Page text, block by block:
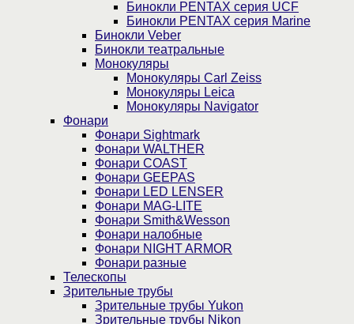
Бинокли PENTAX серия UCF
Бинокли PENTAX серия Marine
Бинокли Veber
Бинокли театральные
Монокуляры
Монокуляры Carl Zeiss
Монокуляры Leica
Монокуляры Navigator
Фонари
Фонари Sightmark
Фонари WALTHER
Фонари COAST
Фонари GEEPAS
Фонари LED LENSER
Фонари MAG-LITE
Фонари Smith&Wesson
Фонари налобные
Фонари NIGHT ARMOR
Фонари разные
Телескопы
Зрительные трубы
Зрительные трубы Yukon
Зрительные трубы Nikon